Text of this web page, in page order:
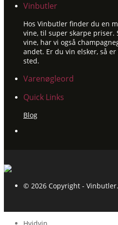
Vinbutler
Hos Vinbutler finder du en
vine, til super skarpe priser.
vine, har vi også
andet. Er du vin elsker, så
sted.
Varenøgleord
Quick Links
Blog
© 2026 Copyright -